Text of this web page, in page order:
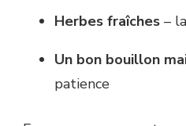
Herbes fraîches –
Un bon bouillon
patience